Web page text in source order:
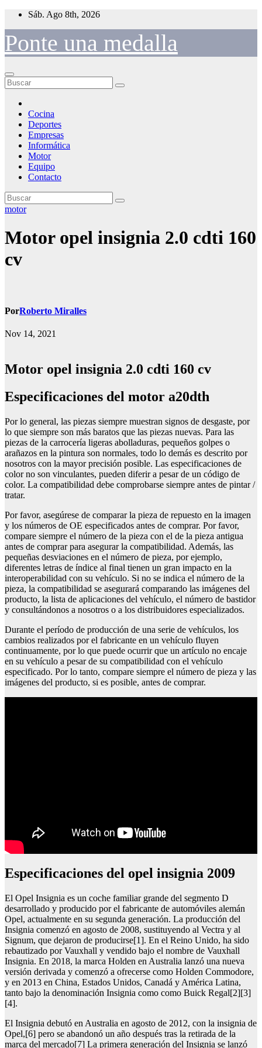
Saltar
contenido
Sáb. Ago 8th, 2026
Ponte una medalla
Cocina
Deportes
Empresas
Informática
Motor
Equipo
Contacto
motor
Motor opel insignia 2.0 cdti 160
cv
PorRoberto Miralles
Nov 14, 2021
Motor opel insignia 2.0 cdti 160 cv
Especificaciones del motor a20dth
Por lo general, las piezas siempre muestran signos de desgaste, por
lo que siempre son más baratos que las piezas nuevas. Para las
piezas de la carrocería ligeras abolladuras, pequeños golpes o
arañazos en la pintura son normales, todo lo demás es descrito por
nosotros con la mayor precisión posible. Las especificaciones de
color no son vinculantes, pueden diferir a pesar de un código de
color. La compatibilidad debe comprobarse siempre antes de pintar /
tratar.
Por favor, asegúrese de comparar la pieza de repuesto en la imagen
y los números de OE especificados antes de comprar. Por favor,
compare siempre el número de la pieza con el de la pieza antigua
antes de comprar para asegurar la compatibilidad. Además, las
pequeñas desviaciones en el número de pieza, por ejemplo,
diferentes letras de índice al final tienen un gran impacto en la
interoperabilidad con su vehículo. Si no se indica el número de la
pieza, la compatibilidad se asegurará comparando las imágenes del
producto, la lista de aplicaciones del vehículo, el número de bastidor
y consultándonos a nosotros o a los distribuidores especializados.
Durante el período de producción de una serie de vehículos, los
cambios realizados por el fabricante en un vehículo fluyen
continuamente, por lo que puede ocurrir que un artículo no encaje
en su vehículo a pesar de su compatibilidad con el vehículo
especificado. Por lo tanto, compare siempre el número de pieza y las
imágenes del producto, si es posible, antes de comprar.
Especificaciones del opel insignia 2009
El Opel Insignia es un coche familiar grande del segmento D
desarrollado y producido por el fabricante de automóviles alemán
Opel, actualmente en su segunda generación. La producción del
Insignia comenzó en agosto de 2008, sustituyendo al Vectra y al
Signum, que dejaron de producirse[1]. En el Reino Unido, ha sido
rebautizado por Vauxhall y vendido bajo el nombre de Vauxhall
Insignia. En 2018, la marca Holden en Australia lanzó una nueva
versión derivada y comenzó a ofrecerse como Holden Commodore,
y en 2013 en China, Estados Unidos, Canadá y América Latina,
tanto bajo la denominación Insignia como como Buick Regal[2][3]
[4].
El Insignia debutó en Australia en agosto de 2012, con la insignia de
Opel,[6] pero se abandonó un año después tras la retirada de la
marca del mercado[7] La primera generación del Insignia se lanzó